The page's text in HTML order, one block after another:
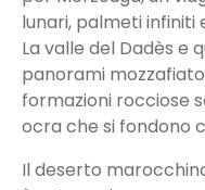
lunari, palmeti infiniti
La valle del Dadès e
panorami
formazioni rocciose
ocra che si fondono
Il deserto